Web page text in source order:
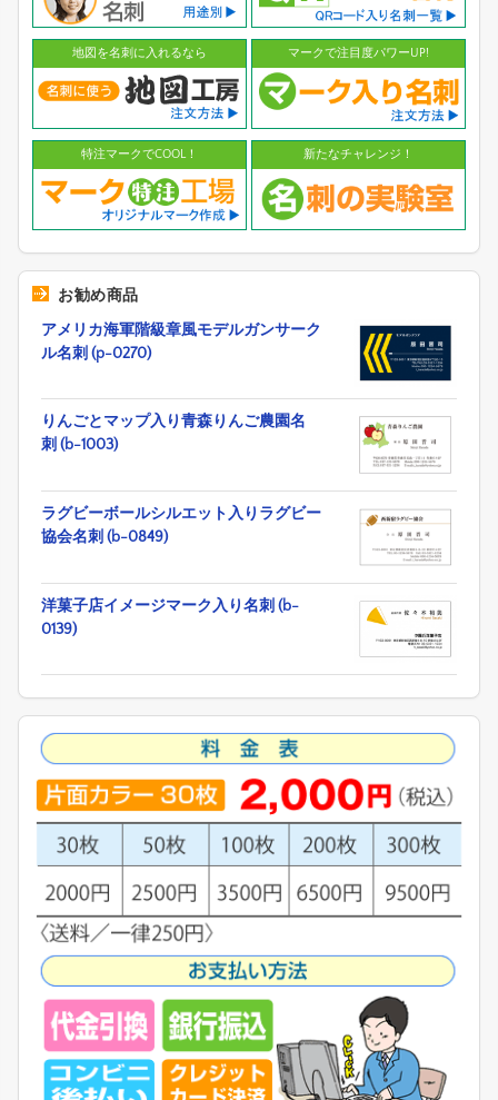
地図を名刺に入れるなら マークで注目度パワーUP!
特注マークでCOOL！ 新たなチャレンジ！
お勧め商品
アメリカ海軍階級章風モデルガンサーク
ル名刺 (p-0270)
りんごとマップ入り青森りんご農園名
刺 (b-1003)
ラグビーボールシルエット入りラグビー
協会名刺 (b-0849)
洋菓子店イメージマーク入り名刺 (b-
0139)